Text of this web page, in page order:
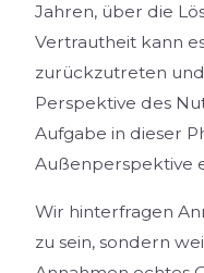
Jahren, über die
Vertrautheit kann
zurückzutreten
Perspektive des
Aufgabe in dieser
Außenperspektive
Wir hinterfragen
zu sein, sondern